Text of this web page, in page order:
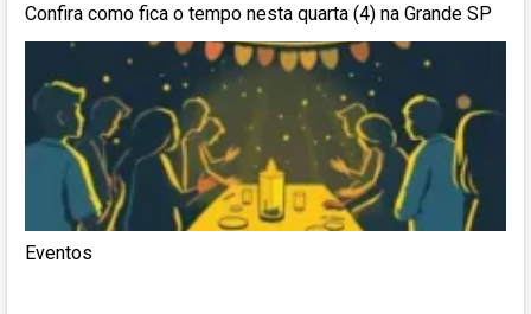
Confira como fica o tempo nesta quarta (4) na Grande SP
Eventos